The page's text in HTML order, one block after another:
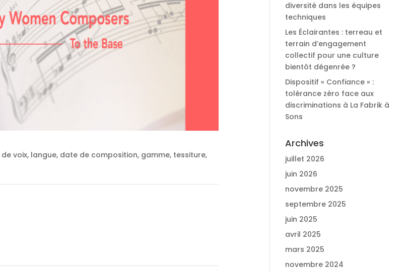
voix, langue, date de composition, gamme, tessiture,
diversité dans les équipes
techniques
Les Éclairantes : terreau et
terrain d’engagement
collectif pour une culture
bientôt dégenrée ?
Dispositif « Confiance » :
tolérance zéro face aux
discriminations à La Fabrik à
Sons
Archives
juillet 2026
juin 2026
novembre 2025
septembre 2025
juin 2025
avril 2025
mars 2025
novembre 2024